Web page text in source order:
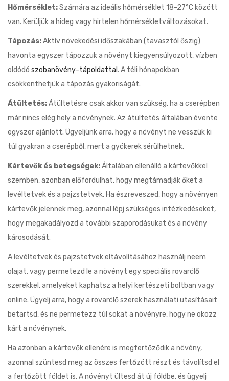
Hőmérséklet:Számára az ideális hőmérséklet 18-27°C között
van. Kerüljük a hideg vagy hirtelen hőmérsékletváltozásokat.
Tápozás:Aktív növekedési időszakában (tavasztól őszig)
havonta egyszer tápozzuk a növényt kiegyensúlyozott, vízben
oldódó szobanövény-tápoldattal . A téli hónapokban
csökkenthetjük a tápozás gyakoriságát.
Átültetés:Átültetésre csak akkor van szükség, ha a cserépben
már nincs elég hely a növénynek. Az átültetés általában évente
egyszer ajánlott. Ügyeljünk arra, hogy a növényt ne vesszük ki
túl gyakran a cserépből, mert a gyökerek sérülhetnek.
Kártevők és betegségek:Általában ellenálló a kártevőkkel
szemben, azonban előfordulhat, hogy megtámadják őket a
levéltetvek és a pajzstetvek. Ha észreveszed, hogy a növényen
kártevők jelennek meg, azonnal lépj szükséges intézkedéseket,
hogy megakadályozd a további szaporodásukat és a növény
károsodását.
A levéltetvek és pajzstetvek eltávolításához használj neem
olajat, vagy permetezd le a növényt egy speciális rovarölő
szerekkel, amelyeket kaphatsz a helyi kertészeti boltban vagy
online. Ügyelj arra, hogy a rovarölő szerek használati utasításait
betartsd, és ne permetezz túl sokat a növényre, hogy ne okozz
kárt a növénynek.
Ha azonban a kártevők ellenére is megfertőződik a növény,
azonnal szüntesd meg az összes fertőzött részt és távolítsd el
a fertőzött földet is. A növényt ültesd át új földbe, és ügyelj